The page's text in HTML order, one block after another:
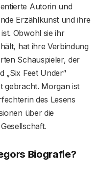
Autorin und
Erzählkunst und ihre
Obwohl sie ihr
hat ihre Verbindung
Schauspieler, der
„Six Feet Under“
gebracht. Morgan ist
des Lesens
über die
Biografie?